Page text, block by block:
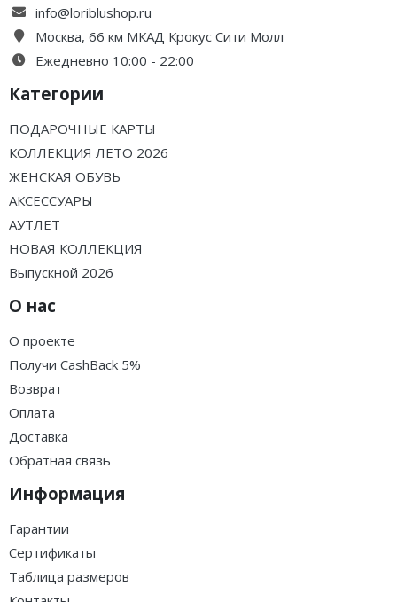
info@loriblushop.ru
Москва, 66 км МКАД Крокус Сити Молл
Ежедневно 10:00 - 22:00
Категории
ПОДАРОЧНЫЕ КАРТЫ
КОЛЛЕКЦИЯ ЛЕТО 2026
ЖЕНСКАЯ ОБУВЬ
АКСЕССУАРЫ
АУТЛЕТ
НОВАЯ КОЛЛЕКЦИЯ
Выпускной 2026
О нас
О проекте
Получи CashBack 5%
Возврат
Оплата
Доставка
Обратная связь
Информация
Гарантии
Сертификаты
Таблица размеров